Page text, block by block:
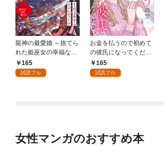
龍神の最愛婚 ～捨てら
れた姫巫女の幸福な嫁
入り～: 1
165
試読フル
お金を払うので初めて
の彼氏になってくださ
い: 1
165
試読フル
女性マンガのおすすめ本